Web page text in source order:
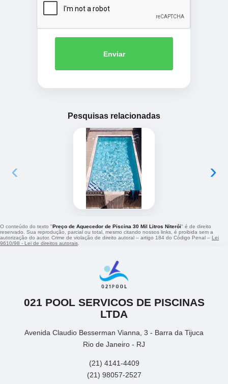
Enviar
Pesquisas relacionadas
‹ ›
O conteúdo do texto "Preço de Aquecedor de Piscina 30 Mil Litros Niterói" é de direito
reservado. Sua reprodução, parcial ou total, mesmo citando nossos links, é proibida sem a
autorização do autor. Crime de violação de direito autoral – artigo 184 do Código Penal – Lei
9610/98 - Lei de direitos autorais
021 POOL SERVICOS DE PISCINAS
LTDA
Avenida Claudio Besserman Vianna, 3 - Barra da Tijuca
Rio de Janeiro - RJ
(21) 4141-4409
(21) 98057-2527